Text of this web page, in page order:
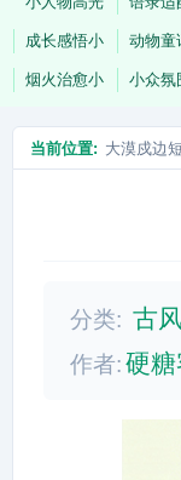
成长感悟小 动物童
烟火治愈小 小众氛
当前位置: 大漠戍边
分类: 古
作者:硬糖